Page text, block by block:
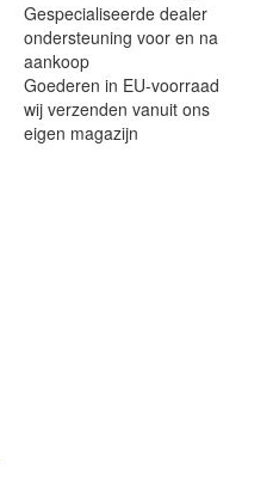
Gespecialiseerde dealer
ondersteuning voor en na
aankoop
Goederen in EU-voorraad
wij verzenden vanuit ons
eigen magazijn